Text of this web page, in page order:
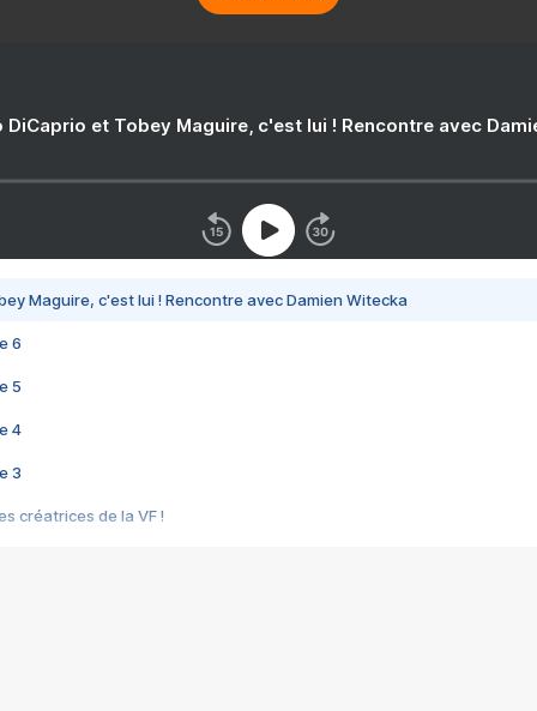
DiCaprio et Tobey Maguire, c'est lui ! Rencontre avec
Maguire, c'est lui ! Rencontre avec Damien Witecka
6
5
4
3
créatrices de la VF !